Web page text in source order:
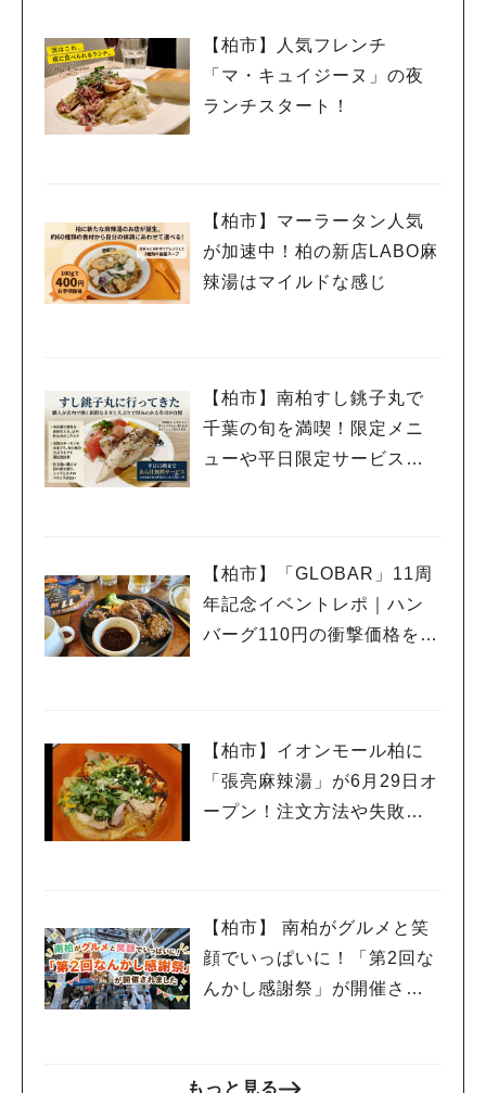
【柏市】人気フレンチ
「マ・キュイジーヌ」の夜
ランチスタート！
【柏市】マーラータン人気
が加速中！柏の新店LABO麻
辣湯はマイルドな感じ
【柏市】南柏すし銚子丸で
千葉の旬を満喫！限定メニ
ューや平日限定サービスを
【柏市】「GLOBAR」11周
年記念イベントレポ｜ハン
バーグ110円の衝撃価格を体
【柏市】イオンモール柏に
「張亮麻辣湯」が6月29日オ
ープン！注文方法や失敗し
【柏市】 南柏がグルメと笑
顔でいっぱいに！「第2回な
んかし感謝祭」が開催され
もっと見る